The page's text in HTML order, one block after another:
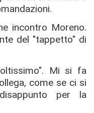
incontro Moreno.
del "tappetto" di
Mi si fa
come se ci si
per la